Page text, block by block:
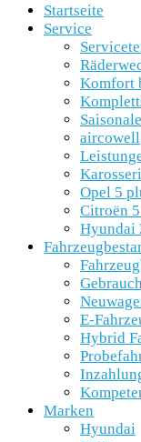
Startseite
Service
Komfort
aircowell
Opel 5
Citroën
Hyundai
E-
Hybrid
Marken
Hyundai